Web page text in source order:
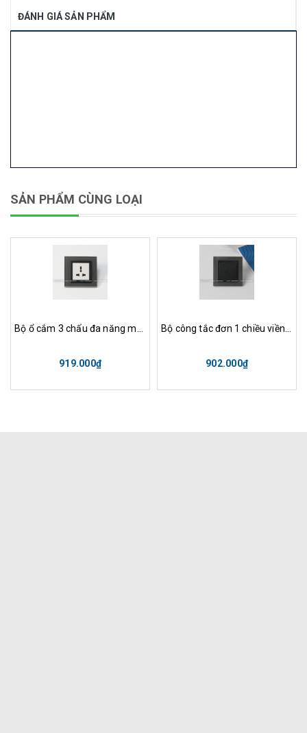
ĐÁNH GIÁ SẢN PHẨM
SẢN PHẨM CÙNG LOẠI
919.000₫ 902.000₫